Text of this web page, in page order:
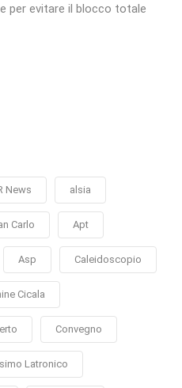
per evitare il blocco totale
News alsia
Carlo Apt
Asp Caleidoscopio
Cicala
Convegno
Latronico